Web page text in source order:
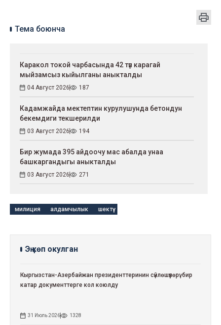
Тема боюнча
Каракол токой чарбасында 42 түп карагай
мыйзамсыз кыйылганы аныкталды
04 Август 2026 187
Кадамжайда мектептин курулушунда бетондун
бекемдиги текшерилди
03 Август 2026 194
Бир жумада 395 айдоочу мас абалда унаа
башкаргандыгы аныкталды
03 Август 2026 271
милиция алдамчылык шектүү
Эң көп окулган
Кыргызстан-Азербайжан президенттеринин сүйлөшүүлөрү: бир
катар документтерге кол коюлду
31 Июль 2026 1328